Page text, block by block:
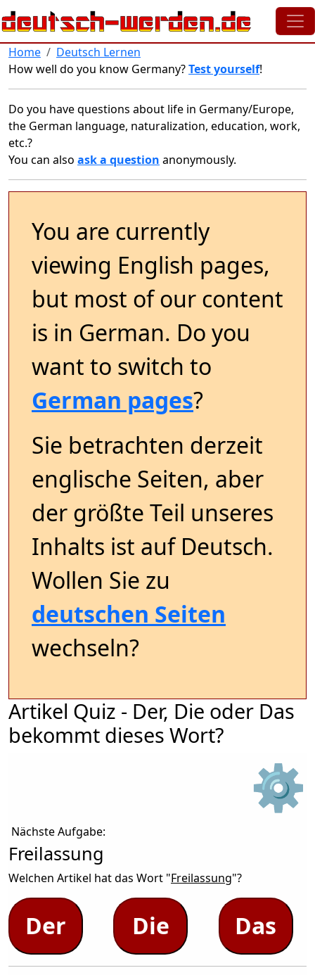
Skip to main content
Home
Deutsch Lernen
How well do you know Germany?Test yourself!
Do you have questions about life in Germany/Europe,
the German language, naturalization, education, work,
etc.?
You can also ask a question anonymously.
You are currently
viewing English pages,
but most of our content
is in German. Do you
want to switch to
German pages?
Sie betrachten derzeit
englische Seiten, aber
der größte Teil unseres
Inhalts ist auf Deutsch.
Wollen Sie zu
deutschen Seiten
wechseln?
Artikel Quiz - Der, Die oder Das
bekommt dieses Wort?
⚙
Nächste Aufgabe:
Freilassung
Welchen Artikel hat das Wort "Freilassung"?
Der Die Das